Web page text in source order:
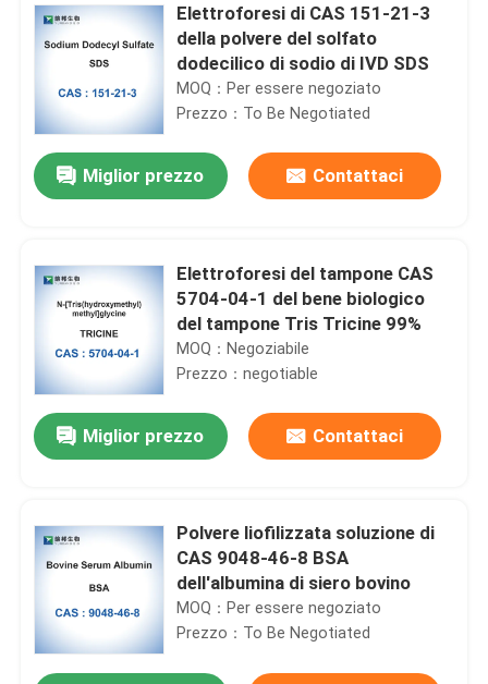
Prodotti
Elettroforesi di CAS 151-21-3
della polvere del solfato
dodecilico di sodio di IVD SDS
MOQ：Per essere negoziato
Prezzo：To Be Negotiated
Miglior prezzo Contattaci
Elettroforesi del tampone CAS
5704-04-1 del bene biologico
del tampone Tris Tricine 99%
MOQ：Negoziabile
Prezzo：negotiable
Miglior prezzo Contattaci
Polvere liofilizzata soluzione di
CAS 9048-46-8 BSA
dell'albumina di siero bovino
MOQ：Per essere negoziato
Prezzo：To Be Negotiated